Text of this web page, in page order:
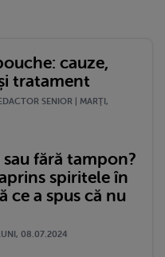
cauze,
tratament
SENIOR | MARŢI,
fără tampon?
spiritele în
ce a spus că nu
08.07.2024